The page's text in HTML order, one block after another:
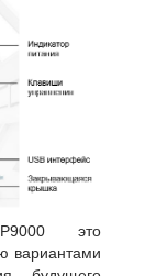
это
вариантами